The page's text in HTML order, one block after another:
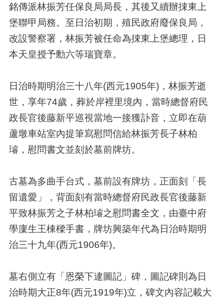
銘傳派林振芳任保良局局長，其後又續辦捒東上
堡聯甲局務。至日治初期，殖民政府廢保良局，
改設警察署，林振芳被任命為捒東上堡總理，日
本天皇授予勳六等瑞寶章。
日治時期明治三十八年(西元1905年)，林振芳逝
世，享年74歲，葬於岸裡里境內，當時總督府民
政長官後藤新平巡視當地一接獲訃音，立即在葫
蘆墩車站室內提筆寫慰問信給林振芳長子林柏
璿，慰問書文並刻於墓前牌坊。
古墓為多曲手台式，墓前設有牌坊，正面刻「長
留遺愛」，背面刻有當時總督府民政長官後藤新
平致林振芳之子林柏璿之慰問書全文，由臺中府
學廩生王棟樑手書，牌坊興築年代為日治時期明
治三十九年(西元1906年)。
墓右側立有「恩榮下逮圖記」碑，圖記碑則為日
治時期大正8年(西元1919年)立，碑文內容記載大